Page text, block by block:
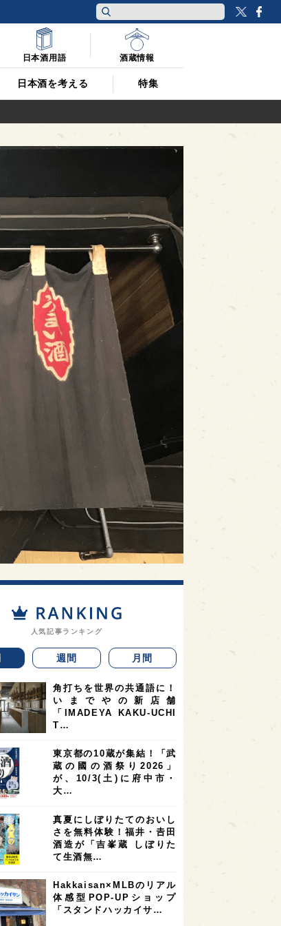
日本酒を考える 特集
日本酒用語 酒蔵情報
人気記事ランキング
週間 月間
角打ちを世界の共通語に！
いまでやの新店舗
「IMADEYA KAKU-UCHI
T…
東京都の10蔵が集結！「武
蔵の國の酒祭り2026」
が、10/3(土)に府中市・
大…
真夏にしぼりたてのおいし
さを無料体験！福井・𠮷田
酒造が「吉峯蔵 しぼりた
て生酒無…
Hakkaisan×MLBのリアル
体感型POP-UPショップ
「スタンドハッカイサ…